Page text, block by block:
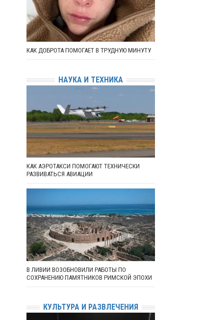
КАК ДОБРОТА ПОМОГАЕТ В ТРУДНУЮ МИНУТУ
НАУКА И ТЕХНИКА
КАК АЭРОТАКСИ ПОМОГАЮТ ТЕХНИЧЕСКИ
РАЗВИВАТЬСЯ АВИАЦИИ
В ЛИВИИ ВОЗОБНОВИЛИ РАБОТЫ ПО
СОХРАНЕНИЮ ПАМЯТНИКОВ РИМСКОЙ ЭПОХИ
КУЛЬТУРА И РАЗВЛЕЧЕНИЯ